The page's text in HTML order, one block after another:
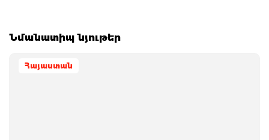
Նմանատիպ նյութեր
Հայաստան